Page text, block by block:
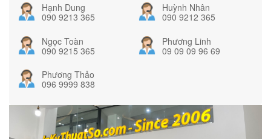
Hạnh Dung
090 9213 365
Huỳnh Nhân
090 9212 365
Ngọc Toàn
090 9215 365
Phương Linh
09 09 09 96 69
Phương Thảo
096 9999 838